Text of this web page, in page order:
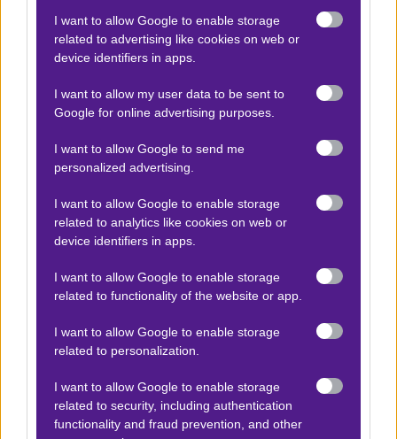
I want to allow Google to enable storage
related to advertising like cookies on web or
device identifiers in apps.
I want to allow my user data to be sent to
Google for online advertising purposes.
I want to allow Google to send me
personalized advertising.
I want to allow Google to enable storage
related to analytics like cookies on web or
device identifiers in apps.
I want to allow Google to enable storage
related to functionality of the website or app.
I want to allow Google to enable storage
related to personalization.
I want to allow Google to enable storage
related to security, including authentication
functionality and fraud prevention, and other
Θα ποντάρω στον άσο από τηSuperbet, στην οποία με
προσφορά* 1UPμάς αρκεί να προηγηθούν οι ΗΠΑ
*Ισχύουν όροι και προϋποθέσεις
Ο Κωστής Μητσέας προτείνει:
ΗΠΑ - Παραγουάη
|04:00
+11.00
2.10
Αποτέλεσμα: 4-1 (1-0)